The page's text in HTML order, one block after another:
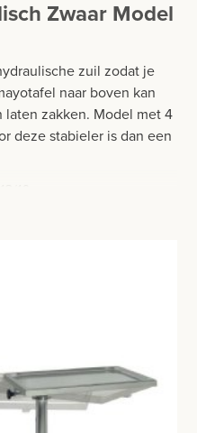
getoond
BTW
Zwaar Model
zuil zodat je
naar boven kan
laten zakken. Model met 4
deze stabieler is dan een
scherpe randen
waarvan twee met